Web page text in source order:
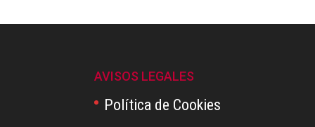
AVISOS LEGALES
Política de Cookies